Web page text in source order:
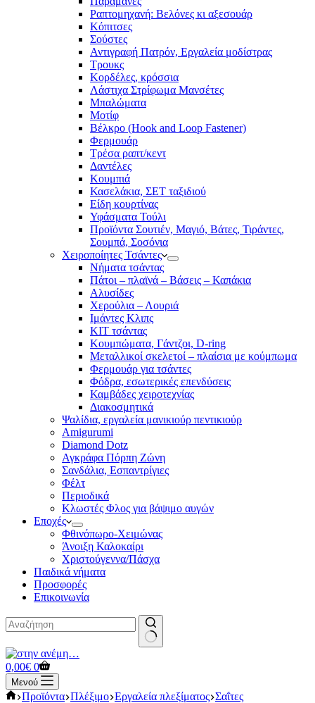
Ραπτομηχανή: Βελόνες κι αξεσουάρ
Κόπιτσες
Σούστες
Αντιγραφή Πατρόν, Εργαλεία μοδίστρας
Τρουκς
Κορδέλες, κρόσσια
Λάστιχα Στρίφωμα Μανσέτες
Μπαλώματα
Mοτίφ
Βέλκρο (Hook and Loop Fastener)
Φερμουάρ
Τρέσα ραπτ/κεντ
Δαντέλες
Κουμπιά
Κασελάκια, ΣΕΤ ταξιδιού
Είδη κουρτίνας
Υφάσματα Τούλι
Προϊόντα Σουτιέν, Μαγιό, Βάτες, Τιράντες,
Σουμπά, Σοσόνια
Χειροποίητες Τσάντες
Νήματα τσάντας
Πάτοι – πλαϊνά – Βάσεις – Καπάκια
Αλυσίδες
Χερούλια – Λουριά
Ιμάντες Κλιπς
ΚΙΤ τσάντας
Κουμπώματα, Γάντζοι, D-ring
Μεταλλικοί σκελετοί – πλαίσια με κούμπωμα
Φερμουάρ για τσάντες
Φόδρα, εσωτερικές επενδύσεις
Καμβάδες χειροτεχνίας
Διακοσμητικά
Ψαλίδια, εργαλεία μανικιούρ πεντικιούρ
Amigurumi
Diamond Dotz
Αγκράφα Πόρπη Ζώνη
Σανδάλια, Εσπαντρίγιες
Φέλτ
Περιοδικά
Κλωστές Φλος για βάψιμο αυγών
Εποχές
Φθινόπωρο-Χειμώνας
Άνοιξη Καλοκαίρι
Χριστούγεννα/Πάσχα
Παιδικά νήματα
Προσφορές
Επικοινωνία
No
results
Καλάθι
Αγορών
0,00€ 0
Μενού
Αρχική
Προϊόντα Πλέξιμο Εργαλεία πλεξίματος Σαΐτες